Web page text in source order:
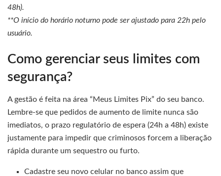
48h).
**O início do horário noturno pode ser ajustado para 22h pelo
usuário.
Como gerenciar seus limites com
segurança?
A gestão é feita na área “Meus Limites Pix” do seu banco.
Lembre-se que pedidos de aumento de limite nunca são
imediatos, o prazo regulatório de espera (24h a 48h) existe
justamente para impedir que criminosos forcem a liberação
rápida durante um sequestro ou furto.
Cadastre seu novo celular no banco assim que